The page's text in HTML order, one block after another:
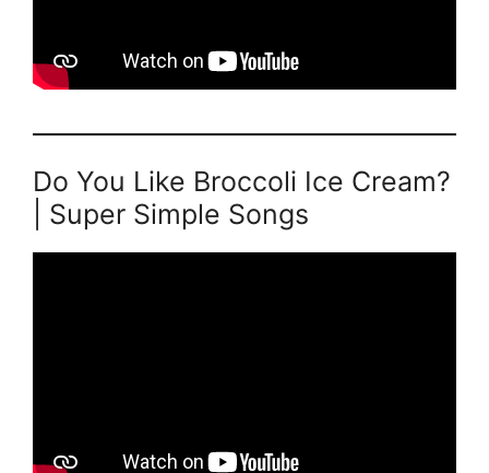
Do You Like Broccoli Ice Cream?
| Super Simple Songs